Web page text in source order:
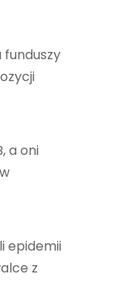
funduszy
a oni
epidemii
z